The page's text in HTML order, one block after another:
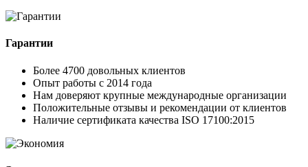
Гарантии
Более 4700 довольных клиентов
Опыт работы с 2014 года
Нам доверяют крупные международные организации
Положительные отзывы и рекомендации от клиентов
Наличие сертификата качества ISO 17100:2015